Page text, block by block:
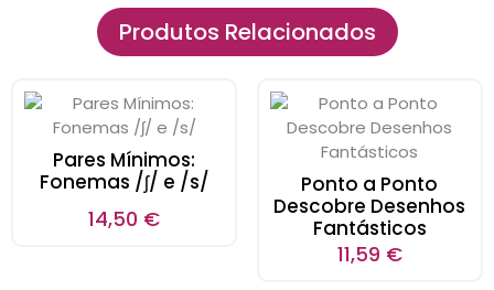
Produtos Relacionados
Pares Mínimos:
Fonemas /ʃ/ e /s/
14,50 €
Ponto a Ponto
Descobre Desenhos
Fantásticos
11,59 €